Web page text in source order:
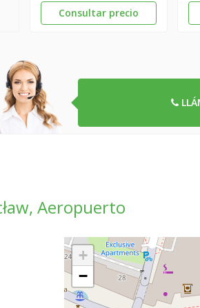
Consultar precio
Aeropuerto
+
−